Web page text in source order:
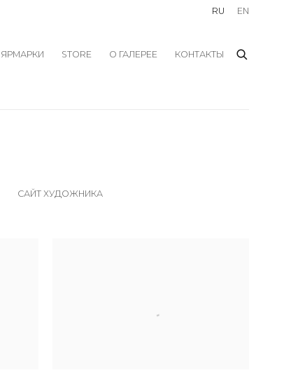
ЯРМАРКИ STORE О ГАЛЕРЕЕ КОНТАКТЫ
RU EN
САЙТ ХУДОЖНИКА